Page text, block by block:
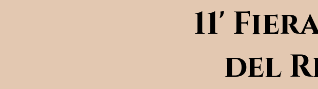
11'
del